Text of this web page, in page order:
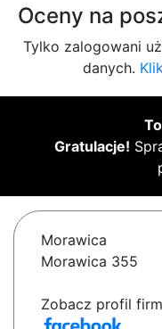
Oceny na
Tylko zalogowani
danych.
Gratulacje!
Morawica
Morawica 355
Zobacz profil